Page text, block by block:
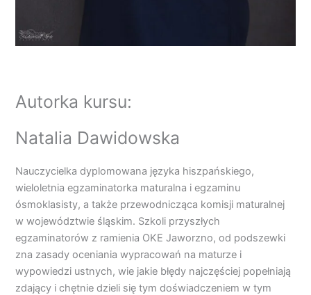
Autorka kursu:
Natalia Dawidowska
Nauczycielka dyplomowana języka hiszpańskiego,
wieloletnia egzaminatorka maturalna i egzaminu
ósmoklasisty, a także przewodnicząca komisji maturalnej
w województwie śląskim. Szkoli przyszłych
egzaminatorów z ramienia OKE Jaworzno, od podszewki
zna zasady oceniania wypracowań na maturze i
wypowiedzi ustnych, wie jakie błędy najczęściej popełniają
zdający i chętnie dzieli się tym doświadczeniem w tym